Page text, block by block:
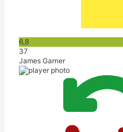
6,8
37
James Garner